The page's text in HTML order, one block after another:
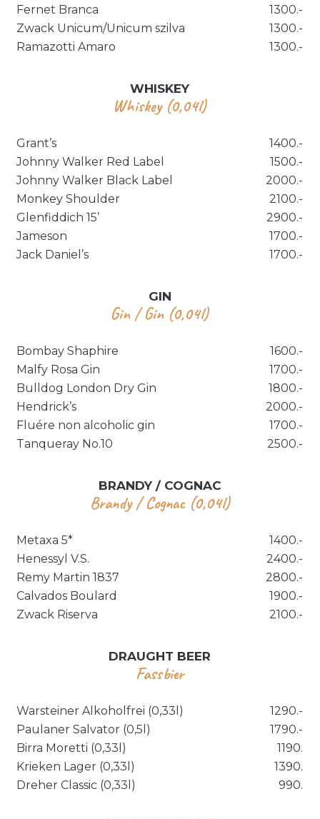
Fernet Branca
1300.-
Zwack Unicum/Unicum szilva
1300.-
Ramazotti Amaro
1300.-
WHISKEY
Whiskey (0,04l)
Grant’s
1400.-
Johnny Walker Red Label
1500.-
Johnny Walker Black Label
2000.-
Monkey Shoulder
2100.-
Glenfiddich 15’
2900.-
Jameson
1700.-
Jack Daniel’s
1700.-
GIN
Gin / Gin (0,04l)
Bombay Shaphire
1600.-
Malfy Rosa Gin
1700.-
Bulldog London Dry Gin
1800.-
Hendrick’s
2000.-
Fluére non alcoholic gin
1700.-
Tanqueray No.10
2500.-
BRANDY / COGNAC
Brandy / Cognac (0,04l)
Metaxa 5*
1400.-
Henessyl V.S.
2400.-
Remy Martin 1837
2800.-
Calvados Boulard
1900.-
Zwack Riserva
2100.-
DRAUGHT BEER
Fassbier
Warsteiner Alkoholfrei (0,33l)
1290.-
Paulaner Salvator (0,5l)
1790.-
Birra Moretti (0,33l)
1190.
Krieken Lager (0,33l)
1390.
Dreher Classic (0,33l)
990.